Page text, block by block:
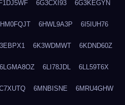
6G3CXI93 6G3KEGYN
6HWL9A3P 6I5IUH76
6K3WDMWT 6KDND60Z
6LGMA8OZ 6LI78JDL 6LL59T6X
6MNBISNE 6MRU4GHW